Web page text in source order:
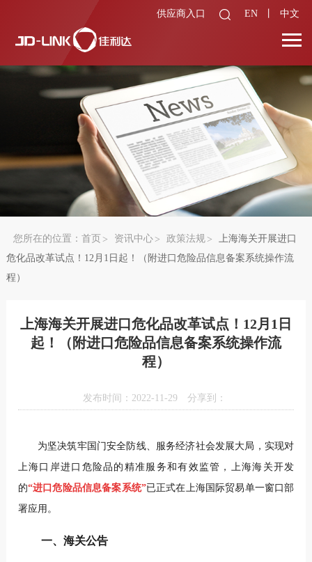
供应商入口 EN 中文
您所在的位置： 首页 资讯中心 政策法规
上海海关开展进口
危化品改革试点！12月1日起！（附进口危险品信息备案系统操作流
程）
上海海关开展进口危化品改革试点！12月1日
起！（附进口危险品信息备案系统操作流
程）
发布时间：2022-11-29 分享到：
为坚决筑牢国门安全防线、服务经济社会发展大局，实现对
上海口岸进口危险品的精准服务和有效监管，上海海关开发
的“进口危险品信息备案系统”已正式在上海国际贸易单一窗口部
署应用。
一、海关公告